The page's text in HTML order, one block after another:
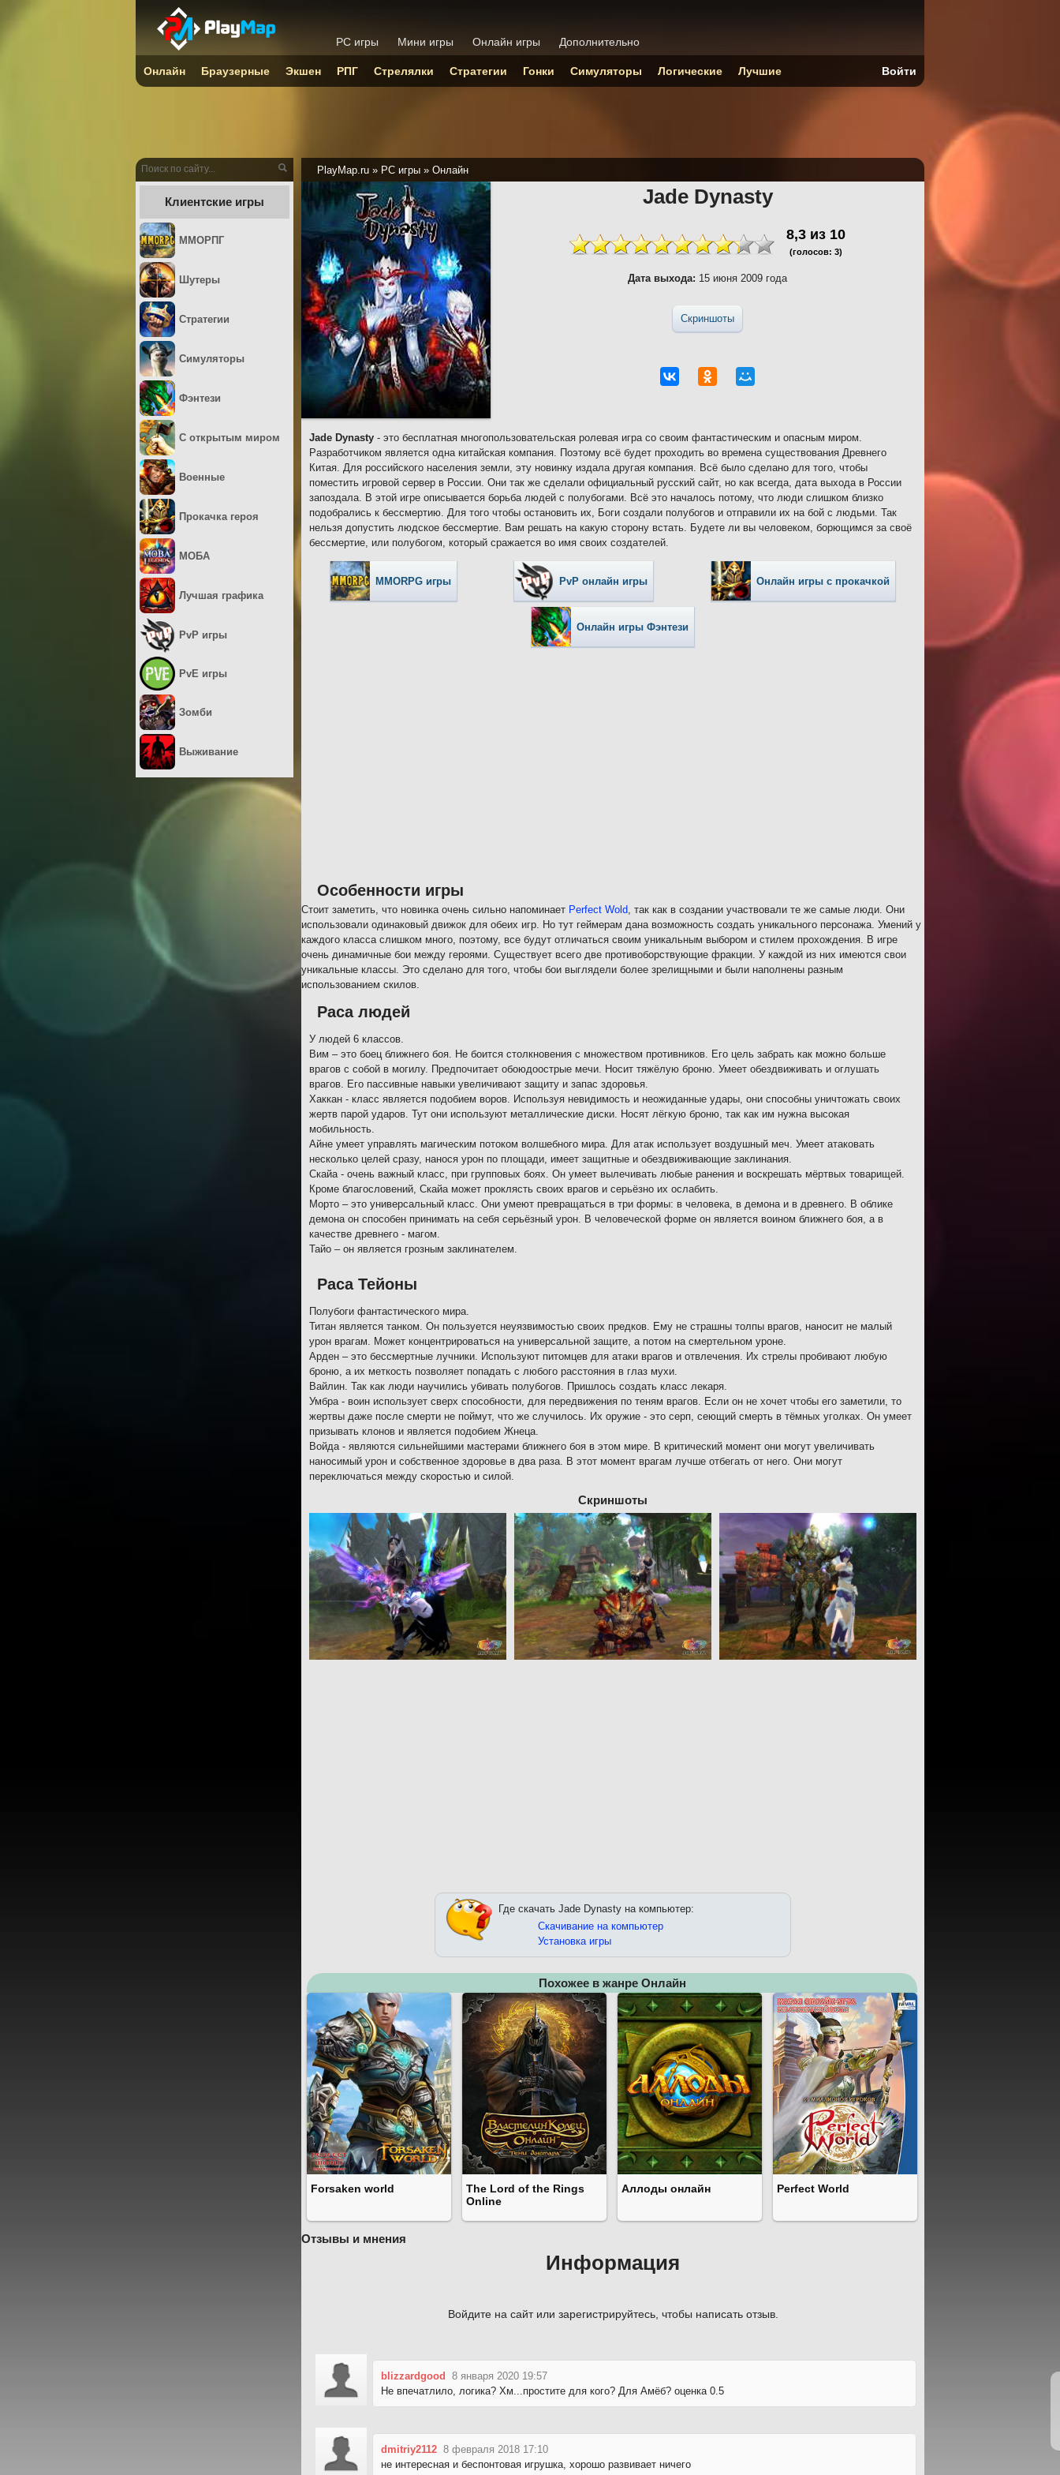
PlayMap.ru » PC игры » Онлайн
Jade Dynasty
8,3 из 10
(голосов: 3)
Дата выхода: 15 июня 2009 года
Скриншоты
Jade Dynasty - это бесплатная многопользовательская ролевая игра со своим фантастическим и опасным миром.
Разработчиком является одна китайская компания. Поэтому всё будет проходить во времена существования Древнего
Китая. Для российского населения земли, эту новинку издала другая компания. Всё было сделано для того, чтобы
поместить игровой сервер в России. Они так же сделали официальный русский сайт, но как всегда, дата выхода в России
запоздала. В этой игре описывается борьба людей с полубогами. Всё это началось потому, что люди слишком близко
подобрались к бессмертию. Для того чтобы остановить их, Боги создали полубогов и отправили их на бой с людьми. Так
нельзя допустить людское бессмертие. Вам решать на какую сторону встать. Будете ли вы человеком, борющимся за своё
бессмертие, или полубогом, который сражается во имя своих создателей.
MMORPG игры PvP онлайн игры Онлайн игры с прокачкой
Онлайн игры Фэнтези
Особенности игры
Стоит заметить, что новинка очень сильно напоминает Perfect Wold, так как в создании участвовали те же самые люди. Они
использовали одинаковый движок для обеих игр. Но тут геймерам дана возможность создать уникального персонажа. Умений у
каждого класса слишком много, поэтому, все будут отличаться своим уникальным выбором и стилем прохождения. В игре
очень динамичные бои между героями. Существует всего две противоборствующие фракции. У каждой из них имеются свои
уникальные классы. Это сделано для того, чтобы бои выглядели более зрелищными и были наполнены разным
использованием скилов.
Раса людей
У людей 6 классов.
Вим – это боец ближнего боя. Не боится столкновения с множеством противников. Его цель забрать как можно больше
врагов с собой в могилу. Предпочитает обоюдоострые мечи. Носит тяжёлую броню. Умеет обездвиживать и оглушать
врагов. Его пассивные навыки увеличивают защиту и запас здоровья.
Хаккан - класс является подобием воров. Используя невидимость и неожиданные удары, они способны уничтожать своих
жертв парой ударов. Тут они используют металлические диски. Носят лёгкую броню, так как им нужна высокая
мобильность.
Айне умеет управлять магическим потоком волшебного мира. Для атак использует воздушный меч. Умеет атаковать
несколько целей сразу, нанося урон по площади, имеет защитные и обездвиживающие заклинания.
Скайа - очень важный класс, при групповых боях. Он умеет вылечивать любые ранения и воскрешать мёртвых товарищей.
Кроме благословений, Скайа может проклясть своих врагов и серьёзно их ослабить.
Морто – это универсальный класс. Они умеют превращаться в три формы: в человека, в демона и в древнего. В облике
демона он способен принимать на себя серьёзный урон. В человеческой форме он является воином ближнего боя, а в
качестве древнего - магом.
Тайо – он является грозным заклинателем.
Раса Тейоны
Полубоги фантастического мира.
Титан является танком. Он пользуется неуязвимостью своих предков. Ему не страшны толпы врагов, наносит не малый
урон врагам. Может концентрироваться на универсальной защите, а потом на смертельном уроне.
Арден – это бессмертные лучники. Используют питомцев для атаки врагов и отвлечения. Их стрелы пробивают любую
броню, а их меткость позволяет попадать с любого расстояния в глаз мухи.
Вайлин. Так как люди научились убивать полубогов. Пришлось создать класс лекаря.
Умбра - воин использует сверх способности, для передвижения по теням врагов. Если он не хочет чтобы его заметили, то
жертвы даже после смерти не поймут, что же случилось. Их оружие - это серп, сеющий смерть в тёмных уголках. Он умеет
призывать клонов и является подобием Жнеца.
Войда - являются сильнейшими мастерами ближнего боя в этом мире. В критический момент они могут увеличивать
наносимый урон и собственное здоровье в два раза. В этот момент врагам лучше отбегать от него. Они могут
переключаться между скоростью и силой.
Скриншоты
Где скачать Jade Dynasty на компьютер:
Скачивание на компьютер
Установка игры
Похожее в жанре Онлайн
Forsaken world
The Lord of the Rings
Online
Аллоды онлайн Perfect World
Отзывы и мнения
Информация
Войдите на сайт или зарегистрируйтесь, чтобы написать отзыв.
blizzardgood 8 января 2020 19:57
Не впечатлило, логика? Хм...простите для кого? Для Амёб? оценка 0.5
dmitriy2112 8 февраля 2018 17:10
не интересная и беспонтовая игрушка, хорошо развивает ничего
Клиентские игры
ММОРПГ
Шутеры
Стратегии
Симуляторы
Фэнтези
С открытым миром
Военные
Прокачка героя
МОБА
Лучшая графика
PvP игры
PvE игры
Зомби
Выживание
PC игры Мини игры Онлайн игры Дополнительно
Онлайн Браузерные Экшен РПГ Стрелялки Стратегии Гонки Симуляторы Логические Лучшие Войти